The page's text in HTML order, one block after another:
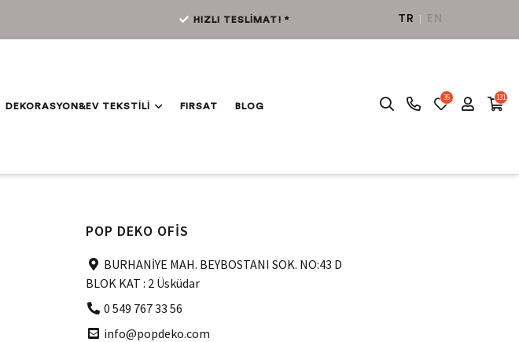
HIZLI TESLİMAT! * TR EN
DEKORASYON&EV TEKSTİLİ FIRSAT BLOG
35 131
POP DEKO OFİS
BURHANİYE MAH. BEYBOSTANI SOK. NO:43 D
BLOK KAT : 2 Üsküdar
0 549 767 33 56
info@popdeko.com